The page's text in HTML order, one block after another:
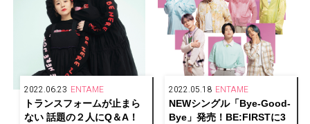
2022.06.23 ENTAME
トランスフォームが止まら
ない 話題の２人にQ＆A！
2022.05.18 ENTAME
NEWシングル「Bye-Good-
Bye」発売！BE:FIRSTに3